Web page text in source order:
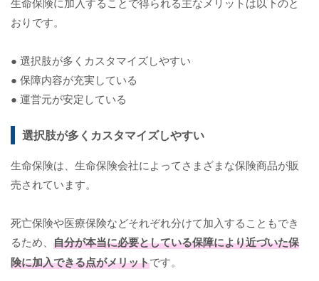
おりです。
● 選択肢が多くカスタマイズしやすい
● 保障内容が充実している
● 運営元が安定している
選択肢が多くカスタマイズしやすい
生命保険は、生命保険会社によってさまざまな保険商品が販
売されています。
死亡保険や医療保険などそれぞれ分けて加入することもでき
るため、 自分が本当に必要としている保障により近づいた保
険に加入できる点がメリットです。